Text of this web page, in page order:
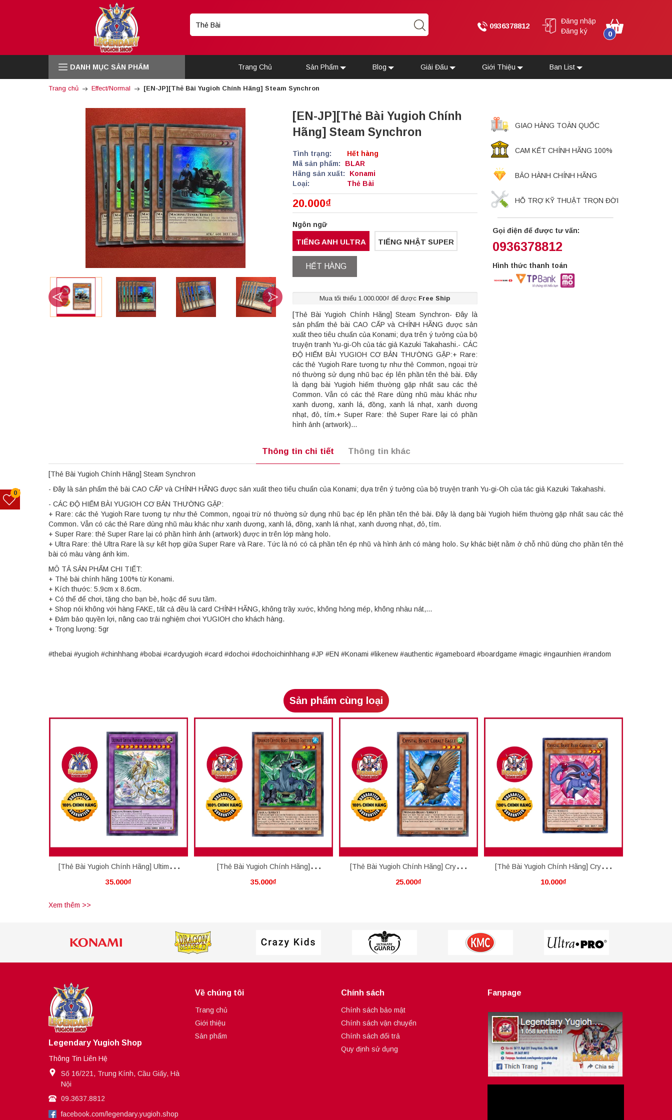
0936378812
Đăng nhập
Đăng ký
0
DANH MỤC SẢN PHẨM Trang Chủ Sản Phẩm Blog Giải Đấu Giới Thiệu Ban List
Trang chủ Effect/Normal [EN-JP][Thẻ Bài Yugioh Chính Hãng] Steam Synchron
[EN-JP][Thẻ Bài Yugioh Chính
Hãng] Steam Synchron
Tình trạng:
Hết hàng
Mã sản phẩm:
BLAR
Hãng sản xuất:
Konami
Loại:
Thẻ Bài
20.000₫
Ngôn ngữ
TIẾNG ANH ULTRA TIẾNG NHẬT SUPER
HẾT HÀNG
Mua tối thiểu 1.000.000₫ để được Free Ship
[Thẻ Bài Yugioh Chính Hãng] Steam Synchron- Đây là
sản phẩm thẻ bài CAO CẤP và CHÍNH HÃNG được sản
xuất theo tiêu chuẩn của Konami; dựa trên ý tưởng của bộ
truyện tranh Yu-gi-Oh của tác giả Kazuki Takahashi.- CÁC
ĐỘ HIẾM BÀI YUGIOH CƠ BẢN THƯỜNG GẶP:+ Rare:
các thẻ Yugioh Rare tương tự như thẻ Common, ngoại trừ
nó thường sử dụng nhũ bạc ép lên phần tên thẻ bài. Đây
là dạng bài Yugioh hiếm thường gặp nhất sau các thẻ
Common. Vẫn có các thẻ Rare dùng nhũ màu khác như
xanh dương, xanh lá, đồng, xanh lá nhạt, xanh dương
nhạt, đỏ, tím.+ Super Rare: thẻ Super Rare lại có phần
hình ảnh (artwork)...
GIAO HÀNG TOÀN QUỐC
CAM KẾT CHÍNH HÃNG 100%
BẢO HÀNH CHÍNH HÃNG
HỖ TRỢ KỸ THUẬT TRỌN ĐỜI
Gọi điện để được tư vấn:
0936378812
Hình thức thanh toán
Thông tin chi tiết Thông tin khác
[Thẻ Bài Yugioh Chính Hãng] Steam Synchron
- Đây là sản phẩm thẻ bài CAO CẤP và CHÍNH HÃNG được sản xuất theo tiêu chuẩn của Konami; dựa trên ý tưởng của bộ truyện tranh Yu-gi-Oh của tác giả Kazuki Takahashi.
- CÁC ĐỘ HIẾM BÀI YUGIOH CƠ BẢN THƯỜNG GẶP:
+ Rare: các thẻ Yugioh Rare tương tự như thẻ Common, ngoại trừ nó thường sử dụng nhũ bạc ép lên phần tên thẻ bài. Đây là dạng bài Yugioh hiếm thường gặp nhất sau các thẻ
Common. Vẫn có các thẻ Rare dùng nhũ màu khác như xanh dương, xanh lá, đồng, xanh lá nhạt, xanh dương nhạt, đỏ, tím.
+ Super Rare: thẻ Super Rare lại có phần hình ảnh (artwork) được in trên lớp màng holo.
+ Ultra Rare: thẻ Ultra Rare là sự kết hợp giữa Super Rare và Rare. Tức là nó có cả phần tên ép nhũ và hình ảnh có màng holo. Sự khác biệt nằm ở chỗ nhũ dùng cho phần tên thẻ
bài có màu vàng ánh kim.
MÔ TẢ SẢN PHẨM CHI TIẾT:
+ Thẻ bài chính hãng 100% từ Konami.
+ Kích thước: 5.9cm x 8.6cm.
+ Có thể để chơi, tặng cho bạn bè, hoặc để sưu tầm.
+ Shop nói không với hàng FAKE, tất cả đều là card CHÍNH HÃNG, không trầy xước, không hỏng mép, không nhàu nát,...
+ Đảm bảo quyền lợi, nâng cao trải nghiệm chơi YUGIOH cho khách hàng.
+ Trọng lượng: 5gr
#thebai #yugioh #chinhhang #bobai #cardyugioh #card #dochoi #dochoichinhhang #JP #EN #Konami #likenew #authentic #gameboard #boardgame #magic #ngaunhien #random
Sản phẩm cùng loại
[Thẻ Bài Yugioh Chính Hãng] Ultimate
Crystal Rainbow Dragon Overdrive
35.000₫
[Thẻ Bài Yugioh Chính Hãng]
Advanced Crystal Beast Emerald
35.000₫
[Thẻ Bài Yugioh Chính Hãng] Crystal
Beast Cobalt Eagle
25.000₫
[Thẻ Bài Yugioh Chính Hãng] Crystal
Beast Ruby Carbuncle
10.000₫
Xem thêm >>
Legendary Yugioh Shop
Thông Tin Liên Hệ
Số 16/221, Trung Kính, Cầu Giấy, Hà
Nội
09.3637.8812
facebook.com/legendary.yugioh.shop
Về chúng tôi
Trang chủ
Giới thiệu
Sản phẩm
Chính sách
Chính sách bảo mật
Chính sách vận chuyển
Chính sách đổi trả
Quy định sử dụng
Fanpage
0